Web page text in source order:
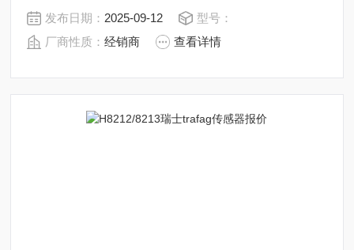
以确保在较宽的温度范围内具有较高的精度，并与非常光
滑的隔膜表面相结合，具有优异的长期稳定性。
发布日期： 2025-09-12
型号：
厂商性质：经销商 查看详情